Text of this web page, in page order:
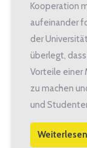
Kooperation
aufeinander
der
überlegt,
Vorteile einer
zu machen
und
Weiterlesen